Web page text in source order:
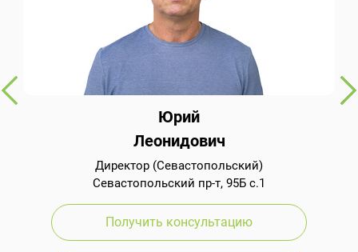
Юрий
Леонидович
Директор (Севастопольский)
Севастопольский пр-т, 95Б с.1
Получить консультацию